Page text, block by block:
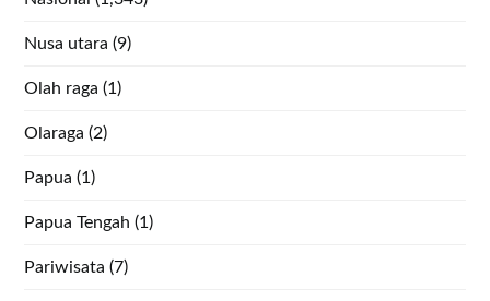
Nusa utara (9)
Olah raga (1)
Olaraga (2)
Papua (1)
Papua Tengah (1)
Pariwisata (7)